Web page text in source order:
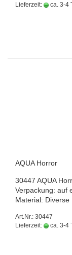
Lieferzeit:
ca. 3-4
AQUA Hor­ror
30447 AQUA
Ver­pa­ckung: auf
Ma­te­ri­al:
Art.Nr.: 30447
Lieferzeit:
ca. 3-4